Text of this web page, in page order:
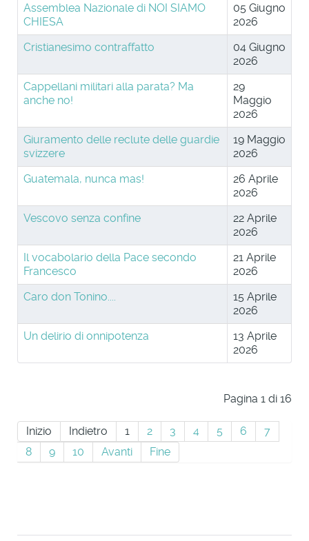
Assemblea Nazionale di NOI SIAMO
CHIESA
05 Giugno
2026
Cristianesimo contraffatto
04 Giugno
2026
Cappellani militari alla parata? Ma
anche no!
29
Maggio
2026
Giuramento delle reclute delle guardie
svizzere
19 Maggio
2026
Guatemala, nunca mas!
26 Aprile
2026
Vescovo senza confine
22 Aprile
2026
Il vocabolario della Pace secondo
Francesco
21 Aprile
2026
Caro don Tonino....
15 Aprile
2026
Un delirio di onnipotenza
13 Aprile
2026
Pagina 1 di 16
Inizio Indietro 1 2 3 4 5 6
7
8
9 10 Avanti Fine